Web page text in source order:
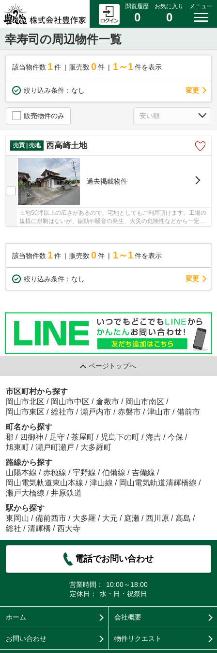
閲覧履歴
0
お気に入り
0
メニュー
幸寿司の周辺物件一覧
該当物件数 1件 販売数 0 件 1～1 件を表示
絞り込み条件： なし 変更
販売物件のみ
売買 | 売地 西高崎土地
過去掲載物件
土地50坪以上の広さがあるので、宅地としてもご利用頂けます。工場の
規模に規制はないが、振動や騒音の発生、火災の危険性などから一定の
該当物件数 1件 販売数 0 件 1～1 件を表示
絞り込み条件： なし 変更
ページトップへ
市区町村から探す
岡山市北区 / 岡山市中区 / 倉敷市 / 岡山市南区 /
岡山市東区 / 総社市 / 瀬戸内市 / 赤磐市 / 津山市 / 備前市
町名から探す
郡 / 四御神 / 足守 / 茶屋町 / 児島下の町 / 海吉 / 今保 /
旭東町 / 瀬戸町瀬戸 / 大多羅町
路線から探す
山陽本線 / 赤穂線 / 宇野線 / 伯備線 / 吉備線 /
岡山電気軌道東山本線 / 津山線 / 岡山電気軌道清輝橋線 /
瀬戸大橋線 / 井原鉄道
駅から探す
東岡山 / 備前西市 / 大多羅 / 大元 / 庭瀬 / 西川原 / 高島 /
総社 / 清輝橋 / 西大寺
電話でお問い合わせ
営業時間：
10:00～18:00
定休日：
水・日・祝祭日
ホーム 会社概要
お問い合わせ 物件リクエスト